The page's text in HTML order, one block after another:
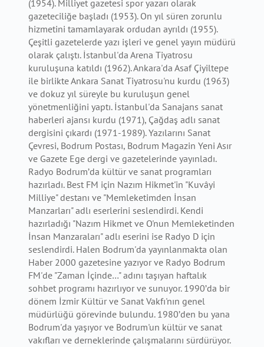
(1954). Milliyet gazetesi spor yazarı olarak
gazeteciliğe başladı (1953). On yıl süren zorunlu
hizmetini tamamlayarak ordudan ayrıldı (1955).
Çeşitli gazetelerde yazı işleri ve genel yayın müdürü
olarak çalıştı. İstanbul'da Arena Tiyatrosu
kuruluşuna katıldı (1962). Ankara'da Asaf Çiyiltepe
ile birlikte Ankara Sanat Tiyatrosu'nu kurdu (1963)
ve dokuz yıl süreyle bu kuruluşun genel
yönetmenliğini yaptı. İstanbul'da Sanajans sanat
haberleri ajansı kurdu (1971), Çağdaş adlı sanat
dergisini çıkardı (1971-1989). Yazılarını Sanat
Çevresi, Bodrum Postası, Bodrum Magazin Yeni Asır
ve Gazete Ege dergi ve gazetelerinde yayınladı.
Radyo Bodrum’da kültür ve sanat programları
hazırladı. Best FM için Nazım Hikmet'in "Kuvâyi
Milliye" destanı ve "Memleketimden İnsan
Manzarları" adlı eserlerini seslendirdi. Kendi
hazırladığı "Nazım Hikmet ve O'nun Memleketinden
İnsan Manzaraları" adlı eserini ise Radyo D için
seslendirdi. Halen Bodrum'da yayınlanmakta olan
Haber 2000 gazetesine yazıyor ve Radyo Bodrum
FM'de "Zaman İçinde…" adını taşıyan haftalık
sohbet programı hazırlıyor ve sunuyor. 1990’da bir
dönem İzmir Kültür ve Sanat Vakfı'nın genel
müdürlüğü görevinde bulundu. 1980’den bu yana
Bodrum'da yaşıyor ve Bodrum'un kültür ve sanat
vakıfları ve derneklerinde çalışmalarını sürdürüyor.